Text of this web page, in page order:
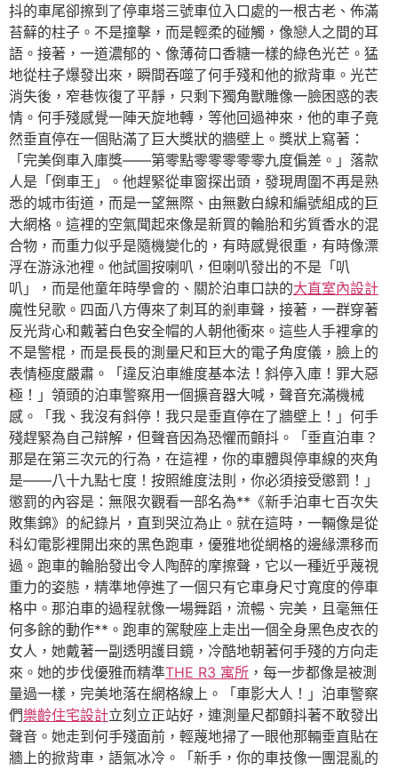
抖的車尾卻擦到了停車塔三號車位入口處的一根古老、佈滿
苔蘚的柱子。不是撞擊，而是輕柔的碰觸，像戀人之間的耳
語。接著，一道濃郁的、像薄荷口香糖一樣的綠色光芒。猛
地從柱子爆發出來，瞬間吞噬了何手殘和他的掀背車。光芒
消失後，窄巷恢復了平靜，只剩下獨角獸雕像一臉困惑的表
情。何手殘感覺一陣天旋地轉，等他回過神來，他的車子竟
然垂直停在一個貼滿了巨大獎狀的牆壁上。獎狀上寫著：
「完美倒車入庫獎——第零點零零零零零九度偏差。」落款
人是「倒車王」。他趕緊從車窗探出頭，發現周圍不再是熟
悉的城市街道，而是一望無際、由無數白線和編號組成的巨
大網格。這裡的空氣聞起來像是新買的輪胎和劣質香水的混
合物，而重力似乎是隨機變化的，有時感覺很重，有時像漂
浮在游泳池裡。他試圖按喇叭，但喇叭發出的不是「叭
叭」，而是他童年時學會的、關於泊車口訣的大直室內設計
魔性兒歌。四面八方傳來了刺耳的剎車聲，接著，一群穿著
反光背心和戴著白色安全帽的人朝他衝來。這些人手裡拿的
不是警棍，而是長長的測量尺和巨大的電子角度儀，臉上的
表情極度嚴肅。「違反泊車維度基本法！斜停入庫！罪大惡
極！」領頭的泊車警察用一個擴音器大喊，聲音充滿機械
感。「我、我沒有斜停！我只是垂直停在了牆壁上！」何手
殘趕緊為自己辯解，但聲音因為恐懼而顫抖。「垂直泊車？
那是在第三次元的行為，在這裡，你的車體與停車線的夾角
是——八十九點七度！按照維度法則，你必須接受懲罰！」
懲罰的內容是：無限次觀看一部名為**《新手泊車七百次失
敗集錦》的紀錄片，直到哭泣為止。就在這時，一輛像是從
科幻電影裡開出來的黑色跑車，優雅地從網格的邊緣漂移而
過。跑車的輪胎發出令人陶醉的摩擦聲，它以一種近乎蔑視
重力的姿態，精準地停進了一個只有它車身尺寸寬度的停車
格中。那泊車的過程就像一場舞蹈，流暢、完美，且毫無任
何多餘的動作**。跑車的駕駛座上走出一個全身黑色皮衣的
女人，她戴著一副透明護目鏡，冷酷地朝著何手殘的方向走
來。她的步伐優雅而精準THE R3 寓所 ，每一步都像是被測
量過一樣，完美地落在網格線上。「車影大人！」泊車警察
們樂齡住宅設計立刻立正站好，連測量尺都顫抖著不敢發出
聲音。她走到何手殘面前，輕蔑地掃了一眼他那輛垂直貼在
牆上的掀背車，語氣冰冷。「新手，你的車技像一團混亂的